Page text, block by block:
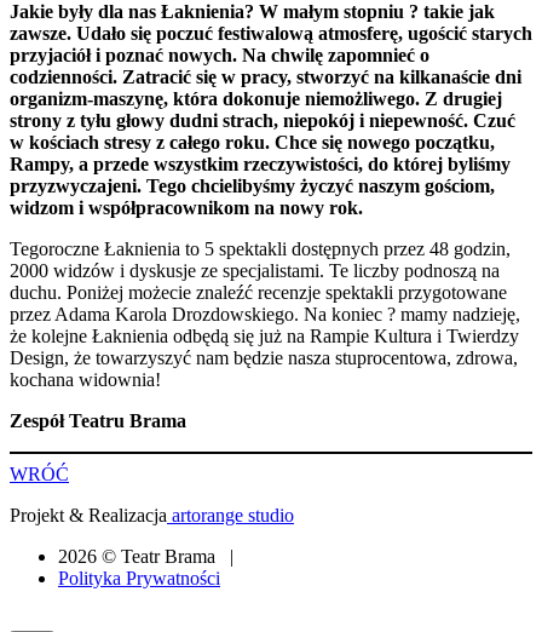
Jakie były dla nas Łaknienia? W małym stopniu ? takie jak
zawsze. Udało się poczuć festiwalową atmosferę, ugościć starych
przyjaciół i poznać nowych. Na chwilę zapomnieć o
codzienności. Zatracić się w pracy, stworzyć na kilkanaście dni
organizm-maszynę, która dokonuje niemożliwego. Z drugiej
strony z tyłu głowy dudni strach, niepokój i niepewność. Czuć
w kościach stresy z całego roku. Chce się nowego początku,
Rampy, a przede wszystkim rzeczywistości, do której byliśmy
przyzwyczajeni. Tego chcielibyśmy życzyć naszym gościom,
widzom i współpracownikom na nowy rok.
Tegoroczne Łaknienia to 5 spektakli dostępnych przez 48 godzin,
2000 widzów i dyskusje ze specjalistami. Te liczby podnoszą na
duchu. Poniżej możecie znaleźć recenzje spektakli przygotowane
przez Adama Karola Drozdowskiego. Na koniec ? mamy nadzieję,
że kolejne Łaknienia odbędą się już na Rampie Kultura i Twierdzy
Design, że towarzyszyć nam będzie nasza stuprocentowa, zdrowa,
kochana widownia!
Zespół Teatru Brama
WRÓĆ
Projekt & Realizacja artorange studio
2026 © Teatr Brama |
Polityka Prywatności